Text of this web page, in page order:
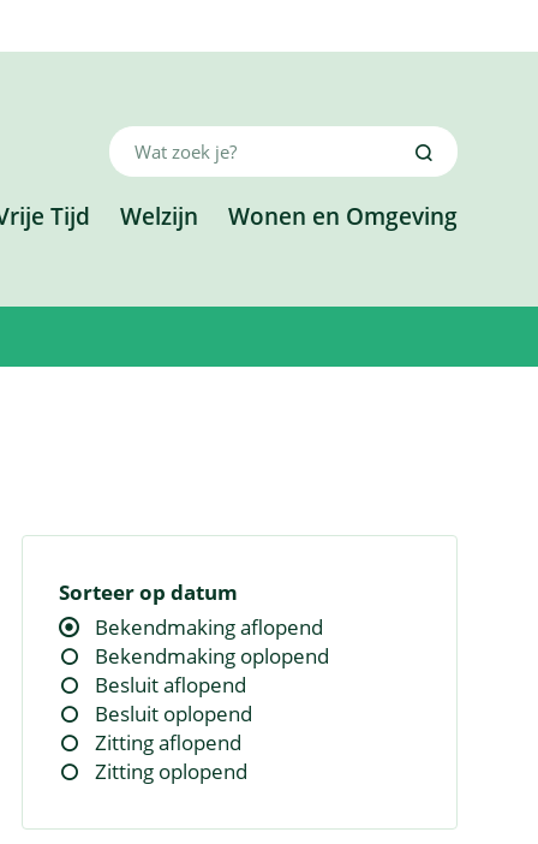
Wat
zoek
Zoeken
Tijd Welzijn Wonen en Omgeving
Sorteer op datum
Bekendmaking aflopend
Bekendmaking oplopend
Besluit aflopend
Besluit oplopend
Zitting aflopend
Zitting oplopend